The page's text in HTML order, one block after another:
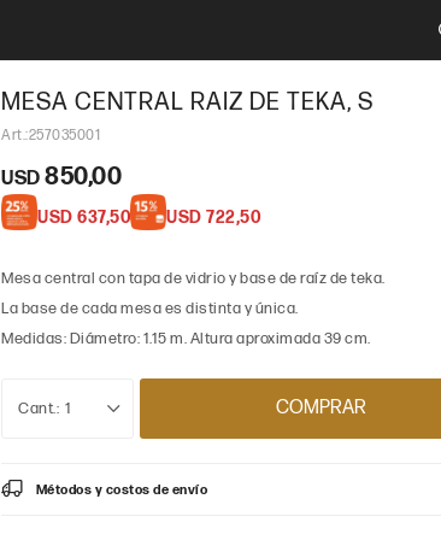
MESA CENTRAL RAIZ DE TEKA, S
257035001
USD 850,00
USD 637,50 USD 722,50
Mesa central con tapa de vidrio y base de raíz de teka.
La base de cada mesa es distinta y única.
Medidas: Diámetro: 1.15 m. Altura aproximada 39 cm.
1 COMPRAR
Métodos y costos de envío